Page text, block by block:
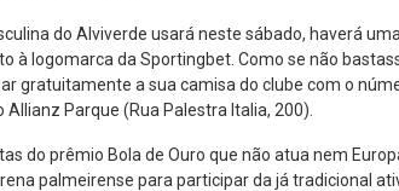
do Alviverde usará neste sábado, haverá
à logomarca da Sportingbet. Como se não
gratuitamente a sua camisa do clube com o
Parque (Rua Palestra Italia, 200).
do prêmio Bola de Ouro que não atua nem
palmeirense para participar da já tradicional